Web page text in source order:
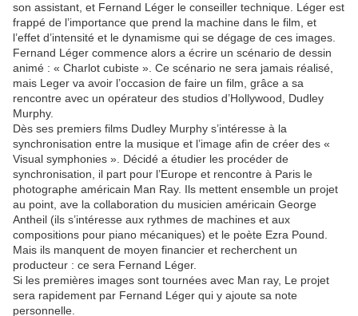
son assistant, et Fernand Léger le conseiller technique. Léger est
frappé de l’importance que prend la machine dans le film, et
l’effet d’intensité et le dynamisme qui se dégage de ces images.
Fernand Léger commence alors a écrire un scénario de dessin
animé : « Charlot cubiste ». Ce scénario ne sera jamais réalisé,
mais Leger va avoir l’occasion de faire un film, grâce a sa
rencontre avec un opérateur des studios d’Hollywood, Dudley
Murphy.
Dès ses premiers films Dudley Murphy s’intéresse à la
synchronisation entre la musique et l’image afin de créer des «
Visual symphonies ». Décidé a étudier les procéder de
synchronisation, il part pour l’Europe et rencontre à Paris le
photographe américain Man Ray. Ils mettent ensemble un projet
au point, ave la collaboration du musicien américain George
Antheil (ils s’intéresse aux rythmes de machines et aux
compositions pour piano mécaniques) et le poète Ezra Pound.
Mais ils manquent de moyen financier et recherchent un
producteur : ce sera Fernand Léger.
Si les premières images sont tournées avec Man ray, Le projet
sera rapidement par Fernand Léger qui y ajoute sa note
personnelle.